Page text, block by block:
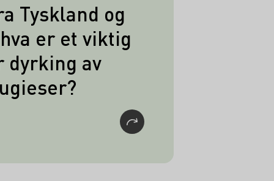
Tyskland og
er et viktig
dyrking av
for dyrking av
Her er det
beplantet
enn i Østerrike.